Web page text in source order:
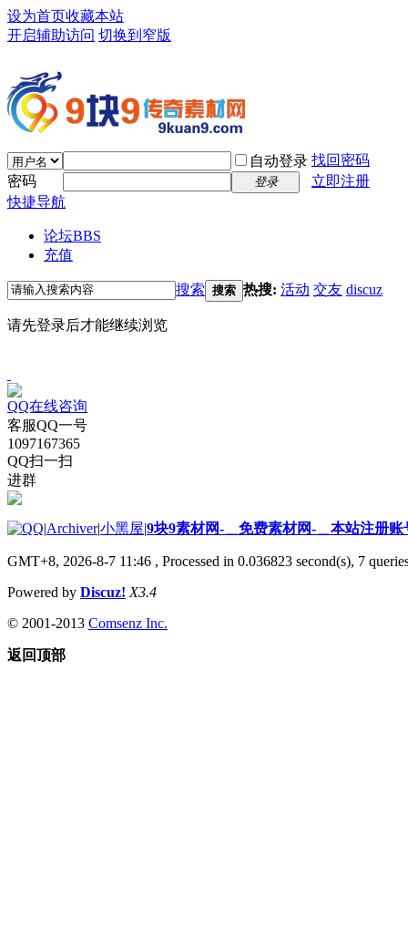
设为首页收藏本站
开启辅助访问 切换到窄版
自动登录 找回密码
密码
登录
立即注册
快捷导航
论坛BBS
充值
搜索 搜索 热搜: 活动 交友 discuz
请先登录后才能继续浏览
QQ在线咨询
客服QQ一号
1097167365
QQ扫一扫
进群
|Archiver|小黑屋|9块9素材网-＿免费素材网-＿本站注册账
GMT+8, 2026-8-7 11:46 , Processed in 0.036823 second(s), 7
Powered by Discuz! X3.4
© 2001-2013 Comsenz Inc.
返回顶部